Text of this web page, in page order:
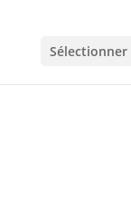
Sélectionner